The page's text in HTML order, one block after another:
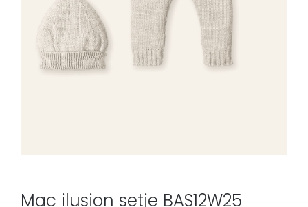
Mac ilusion setje BAS12W25